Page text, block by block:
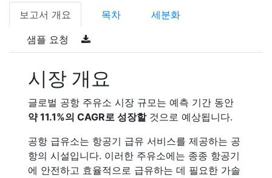
보고서 개요 목차 세분화
샘플 요청
시장 개요
글로벌 공항 주유소 시장 규모는 예측 기간 동안
약 11.1%의 CAGR로 성장할것으로 예상됩니다.
공항 급유소는 항공기 급유 서비스를 제공하는 공
항의 시설입니다. 이러한 주유소에는 종종 항공기
에 안전하고 효율적으로 급유하는 데 필요한 가솔